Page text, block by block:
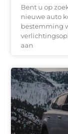
Bent u op
nieuwe auto
bestemming
aan